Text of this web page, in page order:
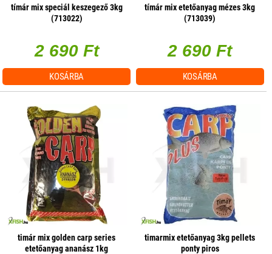
tímár mix speciál keszegező 3kg
(713022)
2 690 Ft
KOSÁRBA
tímár mix etetőanyag mézes 3kg
(713039)
2 690 Ft
KOSÁRBA
timár mix golden carp series
etetőanyag ananász 1kg
timarmix etetőanyag 3kg pellets
ponty piros